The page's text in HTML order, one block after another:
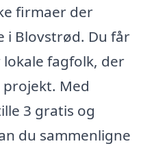
firmaer der
Blovstrød. Du får
fagfolk, der
Med
3 gratis og
du sammenligne